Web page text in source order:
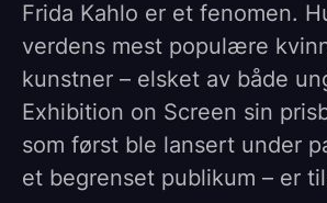
Frida Kahlo er et fenomen.
verdens mest populære
kunstner – elsket av både
Exhibition on Screen sin
som først ble lansert under
et begrenset publikum – er